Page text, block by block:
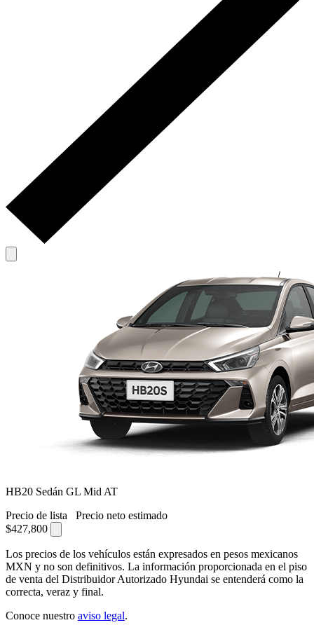
HB20 Sedán GL Mid AT
Precio de lista
Precio neto estimado
$427,800
Los precios de los vehículos están expresados en pesos mexicanos
MXN y no son definitivos. La información proporcionada en el piso
de venta del Distribuidor Autorizado Hyundai se entenderá como la
correcta, veraz y final.
Conoce nuestro aviso legal.